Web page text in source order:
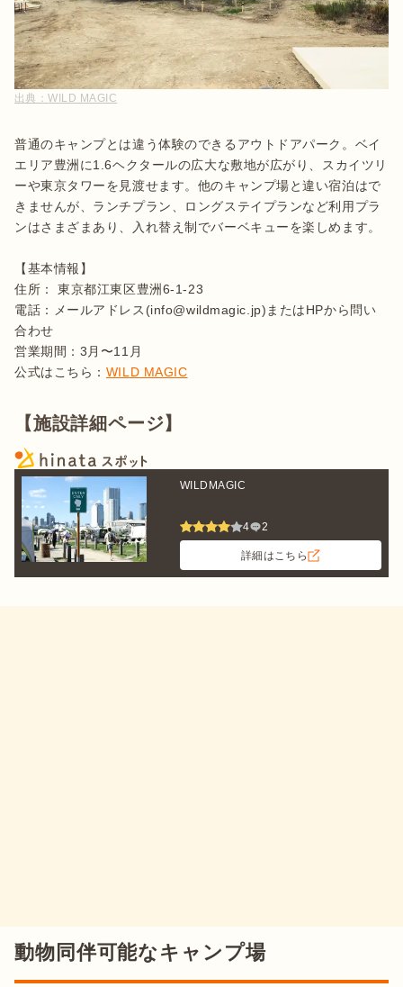
出典：WILD MAGIC
普通のキャンプとは違う体験のできるアウトドアパーク。ベイ
エリア豊洲に1.6ヘクタールの広大な敷地が広がり、スカイツリ
ーや東京タワーを見渡せます。他のキャンプ場と違い宿泊はで
きませんが、ランチプラン、ロングステイプランなど利用プラ
ンはさまざまあり、入れ替え制でバーベキューを楽しめます。
【基本情報】
住所： 東京都江東区豊洲6-1-23
電話：メールアドレス(info@wildmagic.jp)またはHPから問い
合わせ
営業期間：3月〜11月
公式はこちら： WILD MAGIC
【施設詳細ページ】
WILDMAGIC
4 2
詳細はこちら
動物同伴可能なキャンプ場